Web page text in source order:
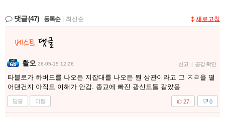
댓글(47) 등록순 최신순 새로고침
활오 26-05-15 12:26 신고 | 공감 확인
타블로가 하버드를 나오든 지잡대를 나오든 뭔 상관이라고 그 ㅈㄹ을 떨
어댄건지 아직도 이해가 안감. 종교에 빠진 광신도들 같았음
답글 이동 0
27